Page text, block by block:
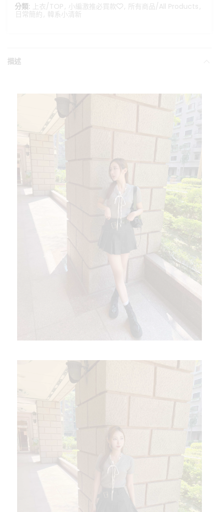
分類: 上衣/TOP , 小編激推必買款❤️, 所有商品/All Products ,
日常簡約 , 韓系小清新
描述